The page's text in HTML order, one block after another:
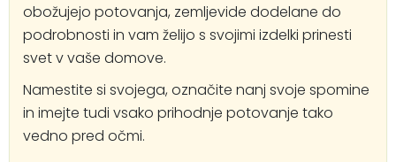
obožujejo potovanja, zemljevide dodelane do
podrobnosti in vam želijo s svojimi izdelki prinesti
svet v vaše domove.
Namestite si svojega, označite nanj svoje spomine
in imejte tudi vsako prihodnje potovanje tako
vedno pred očmi.